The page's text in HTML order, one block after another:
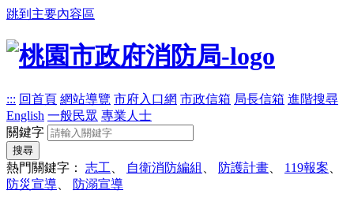
跳到主要內容區
::: 回首頁 網站導覽 市府入口網 市政信箱 局長信箱 進階搜尋
English 一般民眾 專業人士
關鍵字
搜尋
熱門關鍵字： 志工 自衛消防編組 防護計畫 119報案
防災宣導
防溺宣導